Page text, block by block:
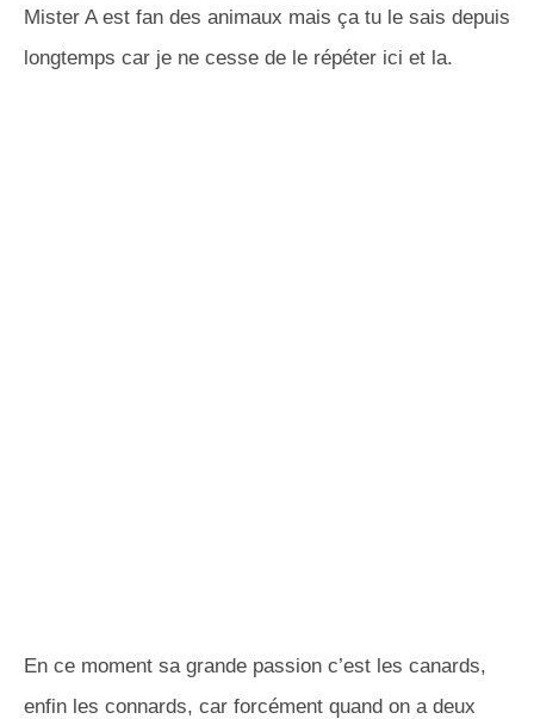
Mister A est fan des animaux mais ça tu le sais depuis
longtemps car je ne cesse de le répéter ici et la.
En ce moment sa grande passion c’est les canards,
enfin les connards, car forcément quand on a deux